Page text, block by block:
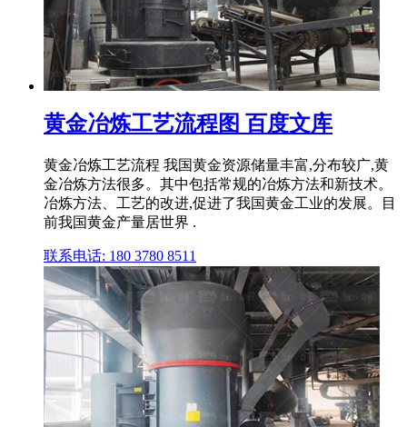
黄金冶炼工艺流程图 百度文库
黄金冶炼工艺流程 我国黄金资源储量丰富,分布较广,黄
金冶炼方法很多。其中包括常规的冶炼方法和新技术。
冶炼方法、工艺的改进,促进了我国黄金工业的发展。目
前我国黄金产量居世界 .
联系电话: 180 3780 8511